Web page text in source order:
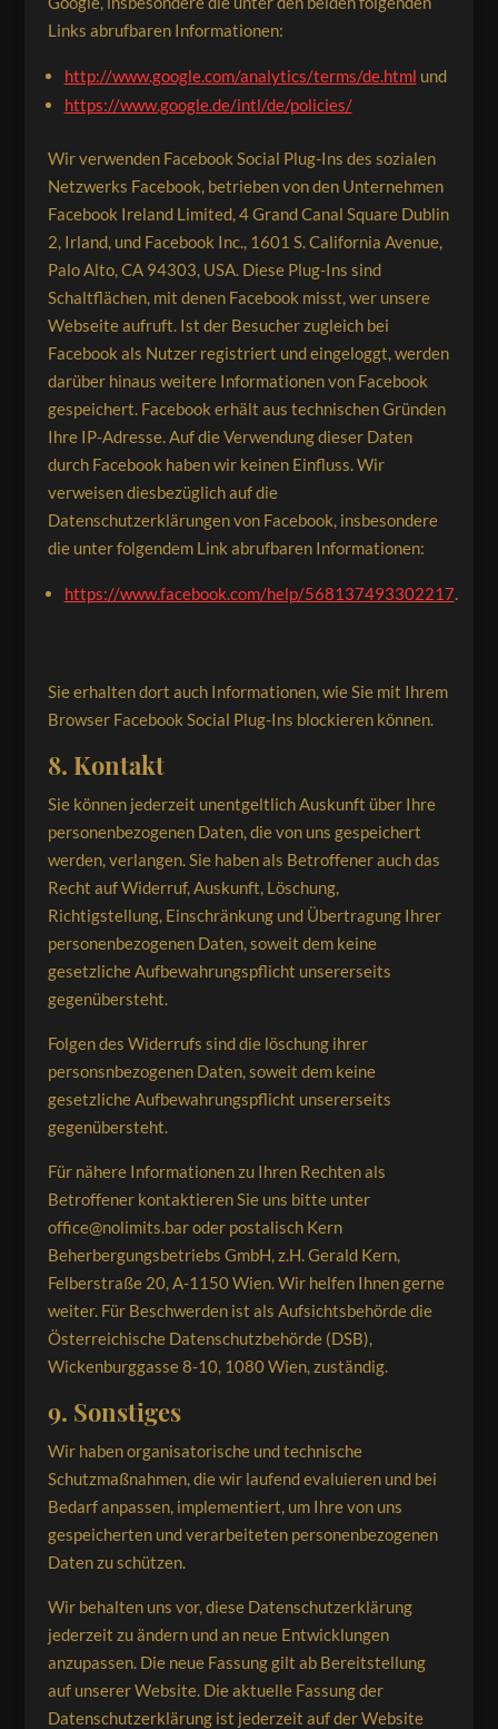
Links abrufbaren Informationen:
http://www.google.com/analytics/terms/de.html und
https://www.google.de/intl/de/policies/
Wir verwenden Facebook Social Plug-Ins des sozialen
Netzwerks Facebook, betrieben von den Unternehmen
Facebook Ireland Limited, 4 Grand Canal Square Dublin
2, Irland, und Facebook Inc., 1601 S. California Avenue,
Palo Alto, CA 94303, USA. Diese Plug-Ins sind
Schaltflächen, mit denen Facebook misst, wer unsere
Webseite aufruft. Ist der Besucher zugleich bei
Facebook als Nutzer registriert und eingeloggt, werden
darüber hinaus weitere Informationen von Facebook
gespeichert. Facebook erhält aus technischen Gründen
Ihre IP-Adresse. Auf die Verwendung dieser Daten
durch Facebook haben wir keinen Einfluss. Wir
verweisen diesbezüglich auf die
Datenschutzerklärungen von Facebook, insbesondere
die unter folgendem Link abrufbaren Informationen:
https://www.facebook.com/help/568137493302217.
Sie erhalten dort auch Informationen, wie Sie mit Ihrem
Browser Facebook Social Plug-Ins blockieren können.
8. Kontakt
Sie können jederzeit unentgeltlich Auskunft über Ihre
personenbezogenen Daten, die von uns gespeichert
werden, verlangen. Sie haben als Betroffener auch das
Recht auf Widerruf, Auskunft, Löschung,
Richtigstellung, Einschränkung und Übertragung Ihrer
personenbezogenen Daten, soweit dem keine
gesetzliche Aufbewahrungspflicht unsererseits
gegenübersteht.
Folgen des Widerrufs sind die löschung ihrer
personsnbezogenen Daten, soweit dem keine
gesetzliche Aufbewahrungspflicht unsererseits
gegenübersteht.
Für nähere Informationen zu Ihren Rechten als
Betroffener kontaktieren Sie uns bitte unter
office@nolimits.bar oder postalisch Kern
Beherbergungsbetriebs GmbH, z.H. Gerald Kern,
Felberstraße 20, A-1150 Wien. Wir helfen Ihnen gerne
weiter. Für Beschwerden ist als Aufsichtsbehörde die
Österreichische Datenschutzbehörde (DSB),
Wickenburggasse 8-10, 1080 Wien, zuständig.
9. Sonstiges
Wir haben organisatorische und technische
Schutzmaßnahmen, die wir laufend evaluieren und bei
Bedarf anpassen, implementiert, um Ihre von uns
gespeicherten und verarbeiteten personenbezogenen
Daten zu schützen.
Wir behalten uns vor, diese Datenschutzerklärung
jederzeit zu ändern und an neue Entwicklungen
anzupassen. Die neue Fassung gilt ab Bereitstellung
auf unserer Website. Die aktuelle Fassung der
Datenschutzerklärung ist jederzeit auf der Website